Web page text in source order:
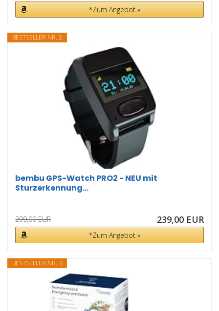
*Zum Angebot »
BESTSELLER NR. 2
bembu GPS-Watch PRO2 - NEU mit
Sturzerkennung...
299,00 EUR 239,00 EUR
*Zum Angebot »
BESTSELLER NR. 3